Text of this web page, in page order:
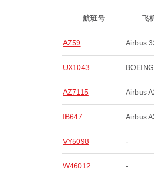
航班号 飞
AZ59 Airbus
UX1043
AZ7115 Airbus
IB647 Airbus
VY5098 -
W46012 -